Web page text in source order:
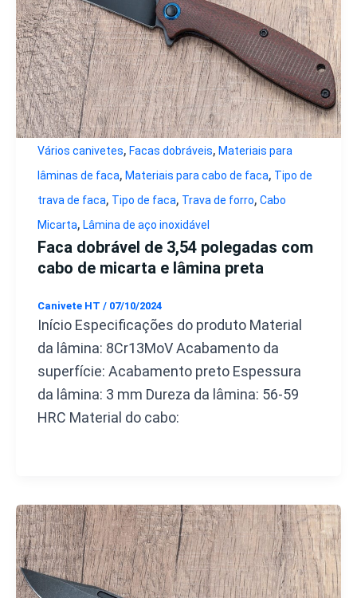
Vários canivetes, Facas dobráveis, Materiais para
lâminas de faca, Materiais para cabo de faca, Tipo de
trava de faca, Tipo de faca, Trava de forro, Cabo
Micarta, Lâmina de aço inoxidável
Faca dobrável de 3,54 polegadas com
cabo de micarta e lâmina preta
Canivete HT / 07/10/2024
Início Especificações do produto Material
da lâmina: 8Cr13MoV Acabamento da
superfície: Acabamento preto Espessura
da lâmina: 3 mm Dureza da lâmina: 56-59
HRC Material do cabo: